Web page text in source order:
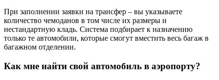
При заполнении заявки на трансфер – вы указываете
количество чемоданов в том числе их размеры и
нестандартную кладь. Система подбирает к назначению
только те автомобили, которые смогут вместить весь багаж в
багажном отделении.
Как мне найти свой автомобиль в аэропорту?